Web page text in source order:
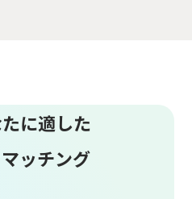
に適した
ッチング